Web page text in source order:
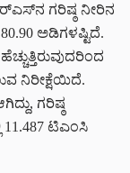
ಗರಿಷ್ಠ ನೀರಿನ
80.90 ಅಡಿಗಳಷ್ಟಿದೆ.
ನಿರೀಕ್ಷೆಯಿದೆ.
ಗರಿಷ್ಠ
11.487 ಟಿಎಂಸಿ